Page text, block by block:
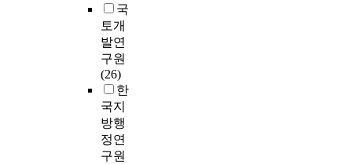
국
토개
발연
구원
(26)
한
국지
방행
정연
구원